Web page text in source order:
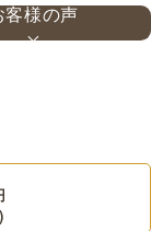
客様の声
)